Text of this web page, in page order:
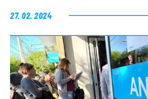
EL LADO «G»
27. 02. 2024